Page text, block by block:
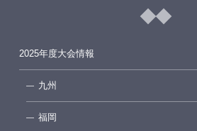
2025年度大会情報
九州
福岡